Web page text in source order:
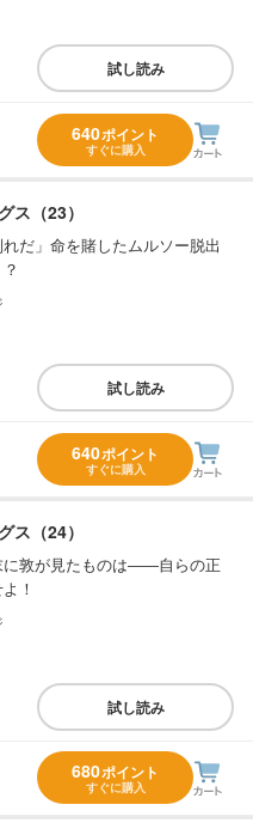
試し読み
640ポイント
すぐに購入
ス（23）
れだ」命を賭したムルソー脱出
試し読み
640ポイント
すぐに購入
ス（24）
に敦が見たものは――自らの正
！
試し読み
680ポイント
すぐに購入